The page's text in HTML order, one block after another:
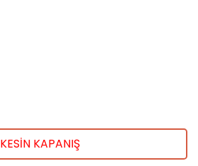
KESİN KAPANIŞ